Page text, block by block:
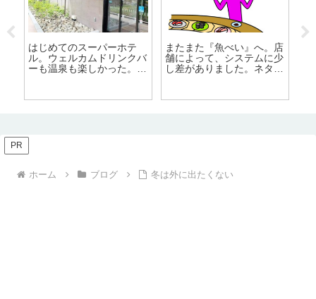
はじめてのスーパーホテ
ル。ウェルカムドリンクバ
ーも温泉も楽しかった。焼
またまた『魚べい』へ。店
舗によって、システムに少
し差がありました。ネタの
PR
ホーム ブログ 冬は外に出たくない